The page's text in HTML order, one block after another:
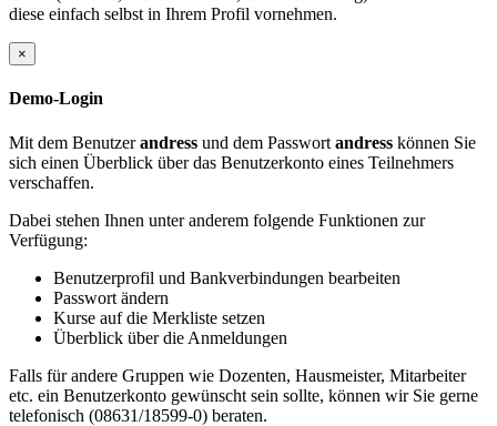
diese einfach selbst in Ihrem Profil vornehmen.
×
Demo-Login
Mit dem Benutzerandress und dem Passwort andress können Sie
sich einen Überblick über das Benutzerkonto eines Teilnehmers
verschaffen.
Dabei stehen Ihnen unter anderem folgende Funktionen zur
Verfügung:
Benutzerprofil und Bankverbindungen bearbeiten
Passwort ändern
Kurse auf die Merkliste setzen
Überblick über die Anmeldungen
Falls für andere Gruppen wie Dozenten, Hausmeister, Mitarbeiter
etc. ein Benutzerkonto gewünscht sein sollte, können wir Sie gerne
telefonisch (08631/18599-0) beraten.